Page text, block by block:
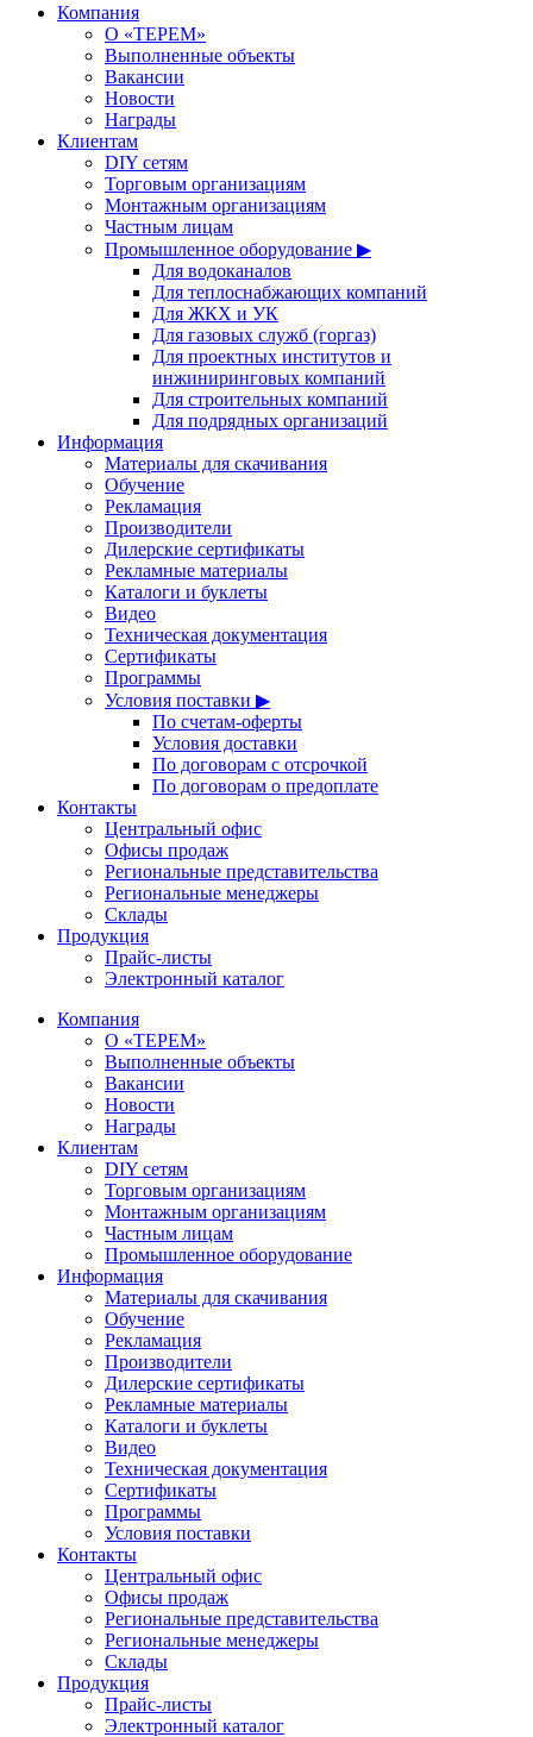
Компания
О «ТЕРЕМ»
Выполненные объекты
Вакансии
Новости
Награды
Клиентам
DIY сетям
Торговым организациям
Монтажным организациям
Частным лицам
Промышленное оборудование ▶
Для водоканалов
Для теплоснабжающих компаний
Для ЖКХ и УК
Для газовых служб (горгаз)
Для проектных институтов и
инжиниринговых компаний
Для строительных компаний
Для подрядных организаций
Информация
Материалы для скачивания
Обучение
Рекламация
Производители
Дилерские сертификаты
Рекламные материалы
Каталоги и буклеты
Видео
Техническая документация
Сертификаты
Программы
Условия поставки ▶
По счетам-оферты
Условия доставки
По договорам с отсрочкой
По договорам о предоплате
Контакты
Центральный офис
Офисы продаж
Региональные представительства
Региональные менеджеры
Склады
Продукция
Прайс-листы
Электронный каталог
Компания
О «ТЕРЕМ»
Выполненные объекты
Вакансии
Новости
Награды
Клиентам
DIY сетям
Торговым организациям
Монтажным организациям
Частным лицам
Промышленное оборудование
Информация
Материалы для скачивания
Обучение
Рекламация
Производители
Дилерские сертификаты
Рекламные материалы
Каталоги и буклеты
Видео
Техническая документация
Сертификаты
Программы
Условия поставки
Контакты
Центральный офис
Офисы продаж
Региональные представительства
Региональные менеджеры
Склады
Продукция
Прайс-листы
Электронный каталог